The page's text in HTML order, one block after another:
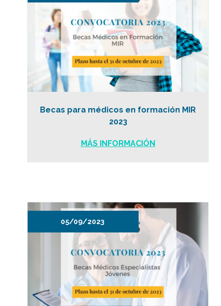
Becas para médicos en formación MIR
2023
MÁS INFORMACIÓN
05/09/2023